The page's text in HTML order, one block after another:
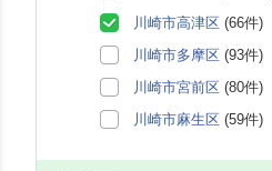
川崎市高津区 (66件)
川崎市多摩区 (93件)
川崎市宮前区 (80件)
川崎市麻生区 (59件)